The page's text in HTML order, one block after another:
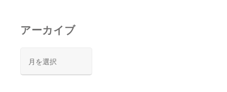
アーカイブ
カ